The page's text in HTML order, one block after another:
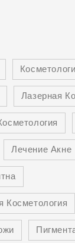
Лазерная
Лечение Акне
Косметология